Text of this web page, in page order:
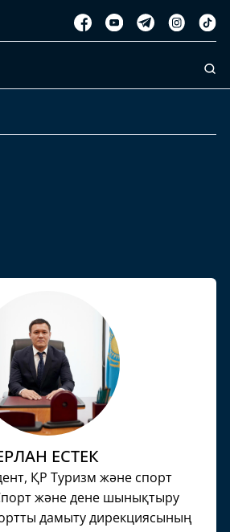
ЕСТЕК
ҚР Туризм және спорт
және дене шынықтыру
дамыту дирекциясының